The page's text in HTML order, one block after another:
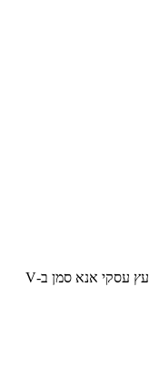
ועכשיו רק סיסמה ואנחנו בפנים... (מומחה או יועץ עסקי אנא סמן ב-V